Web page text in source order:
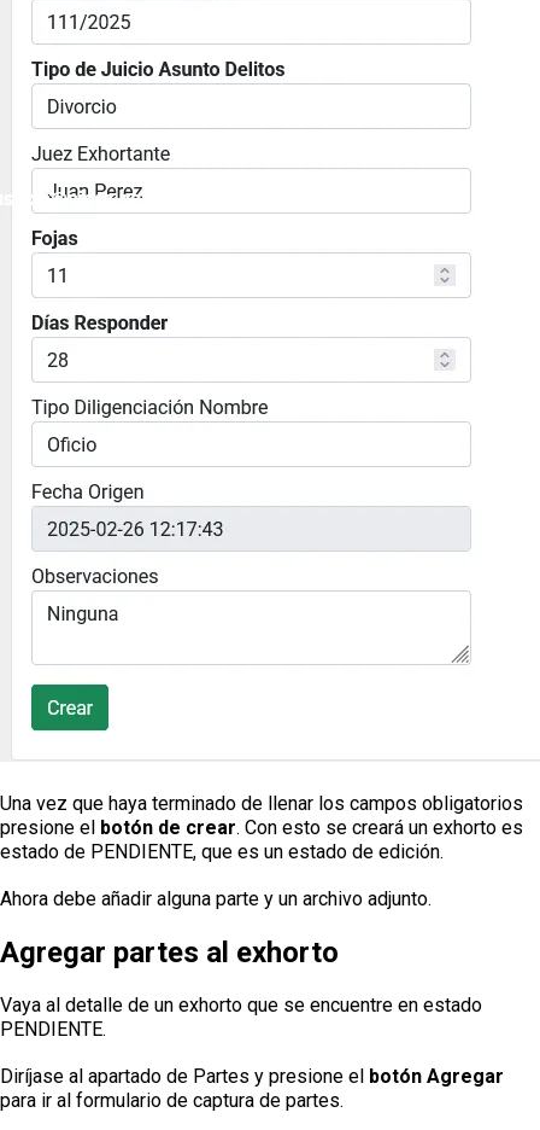
Una vez que haya terminado de llenar los campos obligatorios
presione el botón de crear. Con esto se creará un exhorto es
estado de PENDIENTE, que es un estado de edición.
Ahora debe añadir alguna parte y un archivo adjunto.
Agregar partes al exhorto
Vaya al detalle de un exhorto que se encuentre en estado
PENDIENTE.
Diríjase al apartado de Partes y presione el botón Agregar
para ir al formulario de captura de partes.